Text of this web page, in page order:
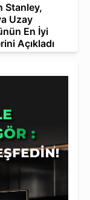
Stanley,
Uzay
En İyi
Açıkladı